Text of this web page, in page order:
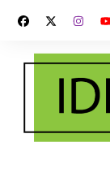
contenido